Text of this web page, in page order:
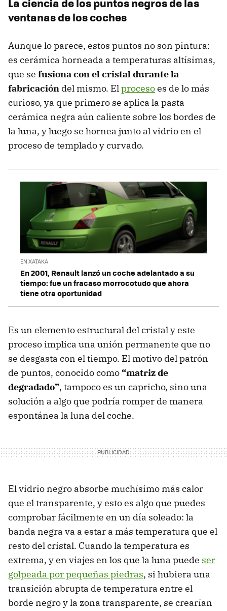
ventanas de los coches
Aunque lo parece, estos puntos no son pintura:
es cerámica horneada a temperaturas altísimas,
que se fusiona con el cristal durante la
fabricación del mismo. Elprocesoes de lo más
curioso, ya que primero se aplica la pasta
cerámica negra aún caliente sobre los bordes de
la luna, y luego se hornea junto al vidrio en el
proceso de templado y curvado.
EN XATAKA
En 2001, Renault lanzó un coche adelantado a su
tiempo: fue un fracaso morrocotudo que ahora
tiene otra oportunidad
Es un elemento estructural del cristal y este
proceso implica una unión permanente que no
se desgasta con el tiempo. El motivo del patrón
de puntos, conocido como“matriz de
degradado”, tampoco es un capricho, sino una
solución a algo que podría romper de manera
espontánea la luna del coche.
El vidrio negro absorbe muchísimo más calor
que el transparente, y esto es algo que puedes
comprobar fácilmente en un día soleado: la
banda negra va a estar a más temperatura que el
resto del cristal. Cuando la temperatura es
extrema, y en viajes en los que la luna puede ser
golpeada por pequeñas piedras, si hubiera una
transición abrupta de temperatura entre el
borde negro y la zona transparente, se crearían